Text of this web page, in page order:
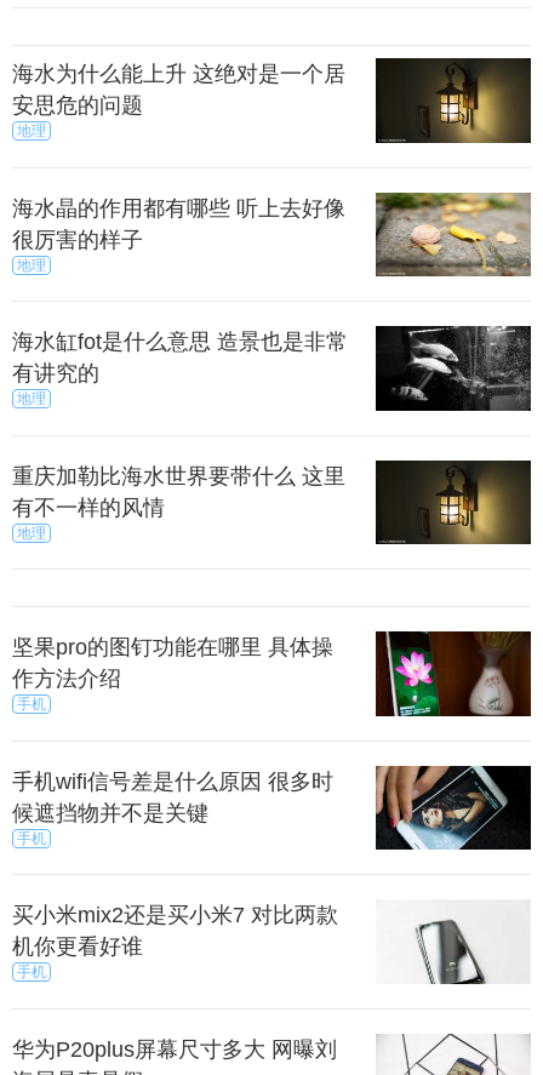
测试中，坚果Pro搭载的这个骁龙626跑出
单核心934+多核心4388的分数，处理能力足够胜任日
常使用的需求，而图形测试中得分外3269分，在当然
625版的坚果Pro跑分会略低一些，安兔兔跑分在
6.5万分左右，性能相差极小。
Pro虽然是老罗一款倾注了情怀的手机，但定位上
别，算不上旗舰。当然从性价比来说，坚果Pro还是表
现非常不错的。
来源：小扒 小可爱 /科技 /手机
海水为什么能上升 这绝对是一个居
安思危的问题
地理
海水晶的作用都有哪些 听上去好像
很厉害的样子
地理
海水缸fot是什么意思 造景也是非常
有讲究的
地理
重庆加勒比海水世界要带什么 这里
有不一样的风情
地理
坚果pro的图钉功能在哪里 具体操
作方法介绍
手机
手机wifi信号差是什么原因 很多时
候遮挡物并不是关键
手机
买小米mix2还是买小米7 对比两款
机你更看好谁
手机
华为P20plus屏幕尺寸多大 网曝刘